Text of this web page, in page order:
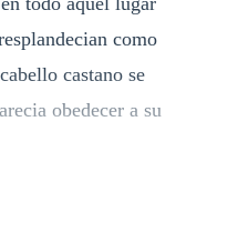
como
castano se
obedecer a su